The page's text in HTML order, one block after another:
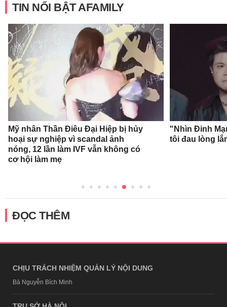
TIN NỔI BẬT AFAMILY
Mỹ nhân Thần Điêu Đại Hiệp bị hủy
hoại sự nghiệp vì scandal ảnh
nóng, 12 lần làm IVF vẫn không có
cơ hội làm mẹ
"Nhìn Đinh
tôi đau lòng
ĐỌC THÊM
CHỊU TRÁCH NHIỆM QUẢN LÝ NỘI DUNG
Bà Nguyễn Bích Minh